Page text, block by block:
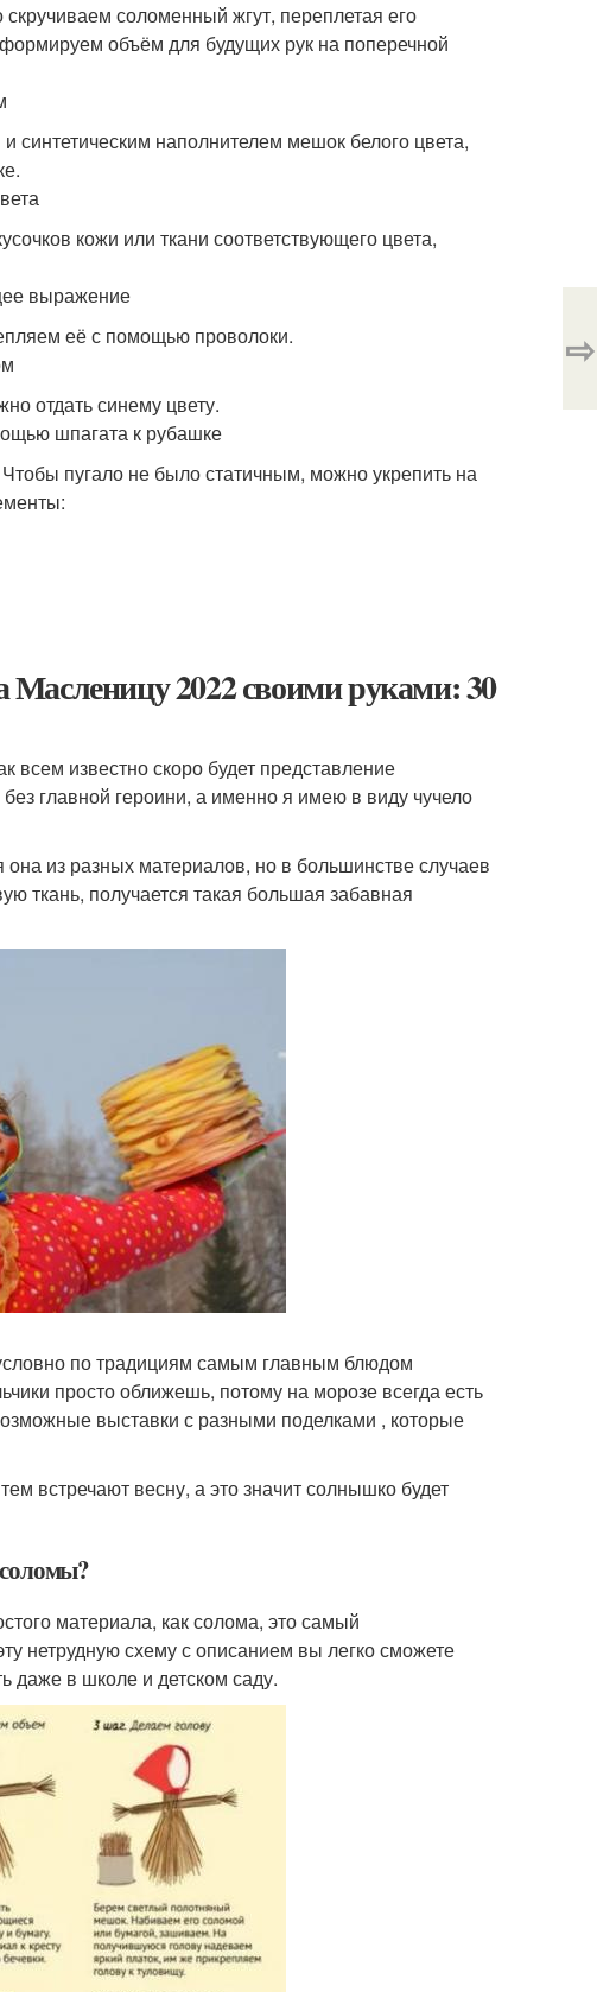
соломенный жгут, переплетая его
объём для будущих рук на поперечной
синтетическим наполнителем мешок белого цвета,
кожи или ткани соответствующего цвета,
выражение
её с помощью проволоки.
отдать синему цвету.
шпагата к рубашке
пугало не было статичным, можно укрепить на
Масленицу 2022 своими руками: 30
всем известно скоро будет представление
главной героини, а именно я имею в виду чучело
из разных материалов, но в большинстве случаев
ткань, получается такая большая забавная
по традициям самым главным блюдом
просто оближешь, потому на морозе всегда есть
выставки с разными поделками , которые
встречают весну, а это значит солнышко будет
материала, как солома, это самый
нетрудную схему с описанием вы легко сможете
даже в школе и детском саду.
⇨